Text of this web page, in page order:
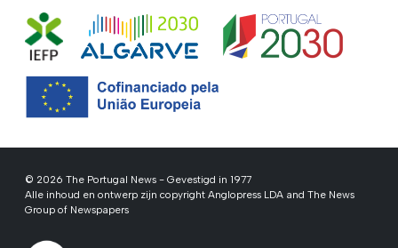
© 2026 The Portugal News - Gevestigd in 1977
Alle inhoud en ontwerp zijn copyright Anglopress LDA and The News
Group of Newspapers